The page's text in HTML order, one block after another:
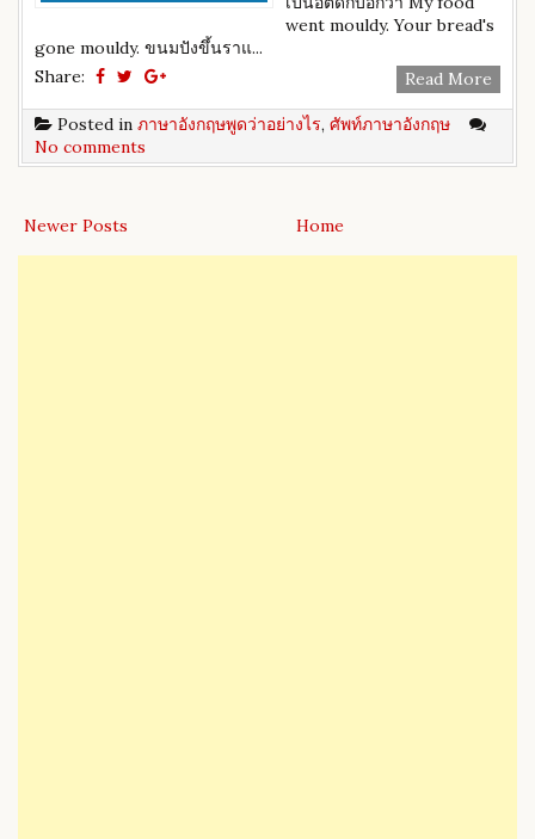
went mouldy. Your bread's
gone mouldy. ขนมปังขึ้นราแ...
Share:
Read More
Posted in ภาษาอังกฤษพูดว่าอย่างไร, ศัพท์ภาษาอังกฤษ
No comments
Newer Posts Home